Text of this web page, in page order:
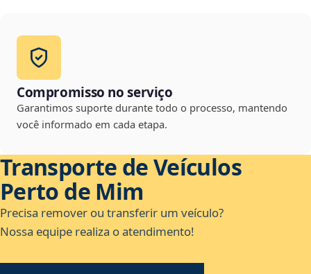
Compromisso no serviço
Garantimos suporte durante todo o processo, mantendo
você informado em cada etapa.
Transporte de Veículos
Perto de Mim
Precisa remover ou transferir um veículo?
Nossa equipe realiza o atendimento!